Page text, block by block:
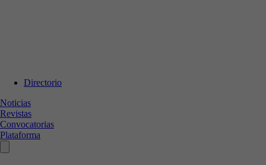
Directorio
Noticias
Revistas
Convocatorias
Plataforma